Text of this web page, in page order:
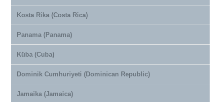
Kosta Rika (Costa Rica)
Panama (Panama)
Küba (Cuba)
Dominik Cumhuriyeti (Dominican Republic)
Jamaika (Jamaica)